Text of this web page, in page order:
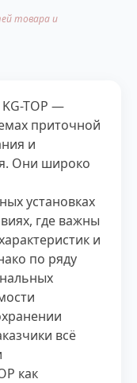
товара и
TOP —
приточной
и
Они широко
установках
где важны
и
по ряду
всё
как